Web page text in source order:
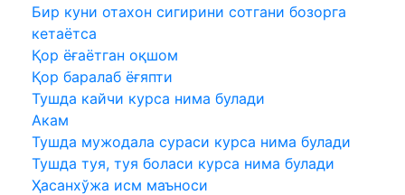
Бир куни отахон сигирини сотгани бозорга
кетаëтса
Қор ёғаётган оқшом
Қор баралаб ёғяпти
Тушда кайчи курса нима булади
Акам
Тушда мужодала сураси курса нима булади
Тушда туя, туя боласи курса нима булади
Ҳасанхўжа исм маъноси